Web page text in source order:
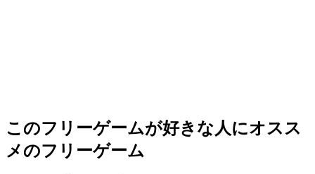
このフリーゲームが好きな人にオスス
メのフリーゲーム